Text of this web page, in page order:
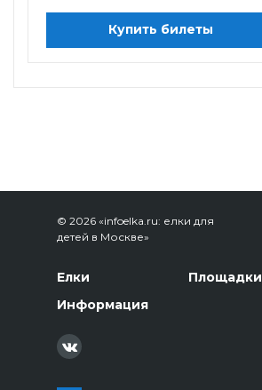
Купить билеты
© 2026 «infoelka.ru: елки для
детей в Москве»
Елки
Площадки
Информация